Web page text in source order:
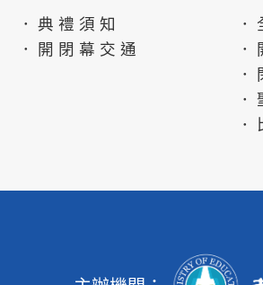
．典禮須知
．開閉幕交通